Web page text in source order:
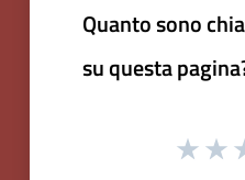
Quanto sono
su questa